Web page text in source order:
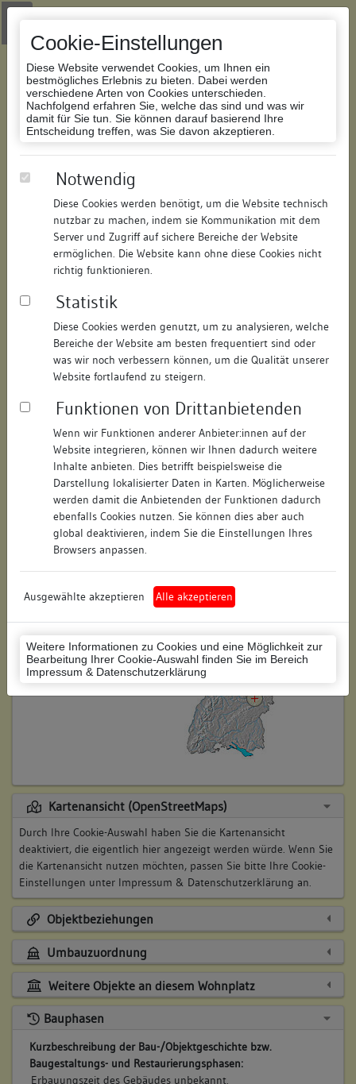
Cookie-Einstellungen
Diese Website verwendet Cookies, um Ihnen ein
bestmögliches Erlebnis zu bieten. Dabei werden
verschiedene Arten von Cookies unterschieden.
Nachfolgend erfahren Sie, welche das sind und was wir
damit für Sie tun. Sie können darauf basierend Ihre
Entscheidung treffen, was Sie davon akzeptieren.
Notwendig
Diese Cookies werden benötigt, um die Website technisch
nutzbar zu machen, indem sie Kommunikation mit dem
Server und Zugriff auf sichere Bereiche der Website
ermöglichen. Die Website kann ohne diese Cookies nicht
richtig funktionieren.
Statistik
Diese Cookies werden genutzt, um zu analysieren, welche
Bereiche der Website am besten frequentiert sind oder
was wir noch verbessern können, um die Qualität unserer
Website fortlaufend zu steigern.
Funktionen von Drittanbietenden
Wenn wir Funktionen anderer Anbieter:innen auf der
Website integrieren, können wir Ihnen dadurch weitere
Inhalte anbieten. Dies betrifft beispielsweise die
Darstellung lokalisierter Daten in Karten. Möglicherweise
werden damit die Anbietenden der Funktionen dadurch
ebenfalls Cookies nutzen. Sie können dies aber auch
global deaktivieren, indem Sie die Einstellungen Ihres
Browsers anpassen.
Ausgewählte akzeptieren Alle akzeptieren
Weitere Informationen zu Cookies und eine Möglichkeit zur
Bearbeitung Ihrer Cookie-Auswahl finden Sie im Bereich
Impressum & Datenschutzerklärung
Zur Navigation springen
Zum Inhalt der Website springen
Datenbank Bauforschung/Restaurierung
311319029140/Datum:10.03.2008
Datenbestand:
Bauforschung
Als PDF herunterladen:
Objektdaten
Straße: Mühlbergle
Hausnummer: 6
Postleitzahl: 73525
Stadt-Teilort: Schwäbisch Gmünd
Regierungsbezirk: Stuttgart
Ostalbkreis (Landkreis)
Wohnplatzschlüssel: 8136065056
Flurstücknummer: keine
Historischer Straßenname: keiner
Lage des Wohnplatzes:
Kartenansicht (OpenStreetMaps)
Durch Ihre Cookie-Auswahl haben Sie die Kartenansicht
deaktiviert, die eigentlich hier angezeigt werden würde. Wenn Sie
die Kartenansicht nutzen möchten, passen Sie bitte Ihre Cookie-
Einstellungen unter Impressum & Datenschutzerklärung an.
Objektbeziehungen
Umbauzuordnung
Weitere Objekte an diesem Wohnplatz
Bauphasen
Kurzbeschreibung der Bau-/Objektgeschichte bzw.
Baugestaltungs- und Restaurierungsphasen:
Erbauungszeit des Gebäudes unbekannt.